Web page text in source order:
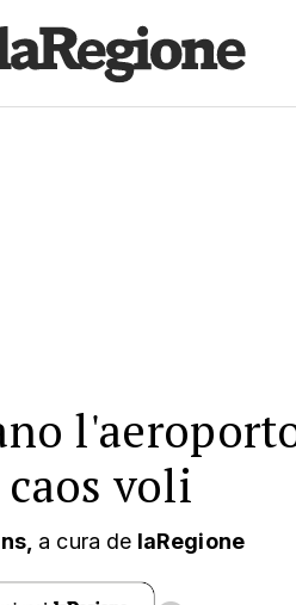
voli
a cura de laRegione